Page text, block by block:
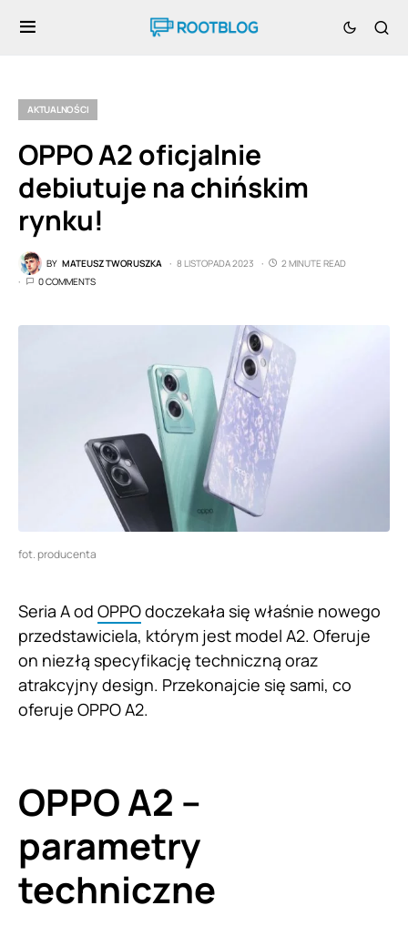
AKTUALNOŚCI
OPPO A2 oficjalnie
debiutuje na chińskim
rynku!
BY MATEUSZ TWORUSZKA 8 LISTOPADA 2023
2 MINUTE READ
0 COMMENTS
fot. producenta
Seria A od OPPOdoczekała się właśnie nowego
przedstawiciela, którym jest model A2. Oferuje
on niezłą specyfikację techniczną oraz
atrakcyjny design. Przekonajcie się sami, co
oferuje OPPO A2.
OPPO A2 –
parametry
techniczne